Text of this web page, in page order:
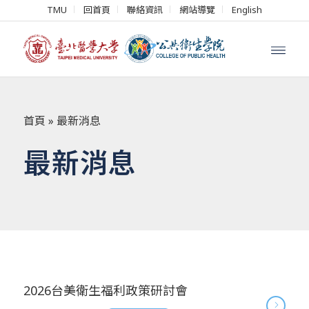
TMU 回首頁 聯絡資訊 網站導覽 English
首頁 » 最新消息
最新消息
2026台美衛生福利政策研討會